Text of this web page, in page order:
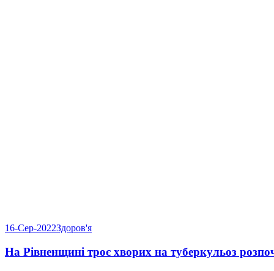
16-Сер-2022Здоров'я
На Рівненщині троє хворих на туберкульоз